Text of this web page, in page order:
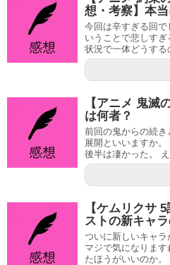
想・考察】本
今回は辛すぎる回で
いうことで悲しす
状況で一体どうする
【アニメ 鬼滅
は何者？
前回の鬼からの続
展開といいますか
後半は凄かった。 え
【ケムリクサ
ストの新キャ
ついに新しいキャラ
マジで気になりま
たほうがいいのか。